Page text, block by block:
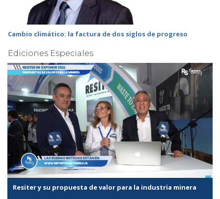
Cambio climático: la factura de dos siglos de progreso
Ediciones Especiales
Resiter y su propuesta de valor para la industria minera